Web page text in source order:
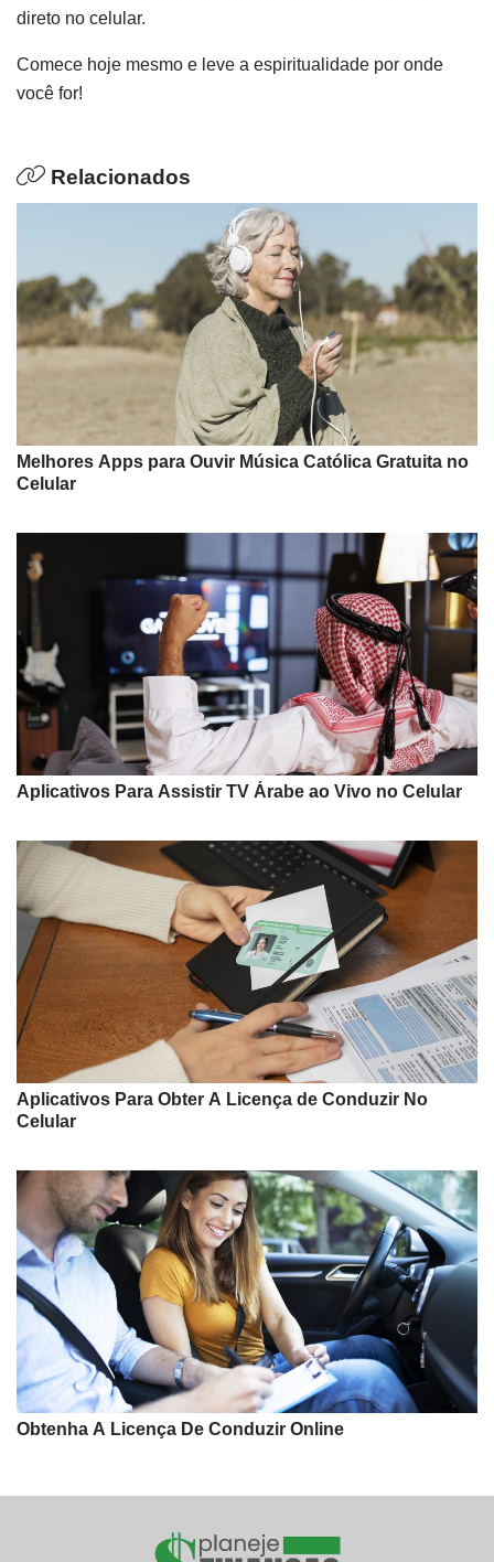
direto no celular.
Comece hoje mesmo e leve a espiritualidade por onde
você for!
Relacionados
Melhores Apps para Ouvir Música Católica Gratuita no
Celular
Aplicativos Para Assistir TV Árabe ao Vivo no Celular
Aplicativos Para Obter A Licença de Conduzir No
Celular
Obtenha A Licença De Conduzir Online